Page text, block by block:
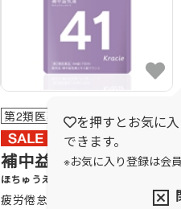
を押すとお気に
できます。
※お気に入り登録は会
補中益気湯
ほちゅうえっきとう
第2類医薬品
疲労倦怠、食欲不振